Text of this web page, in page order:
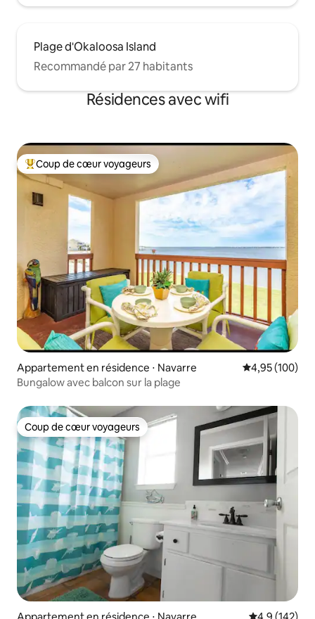
Plage d'Okaloosa Island
Recommandé par 27 habitants
Résidences avec wifi
Coups de cœur voyageurs les plus appréciés
Coup de cœur voyageurs
Appartement en résidence ⋅ Navarre Évaluation
4,95 (100)
Bungalow avec balcon sur la plage
Coup de cœur voyageurs
Coup de cœur voyageurs